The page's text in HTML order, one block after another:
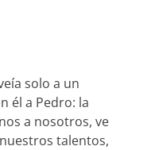
solo a un
él a Pedro: la
a nosotros, ve
talentos,